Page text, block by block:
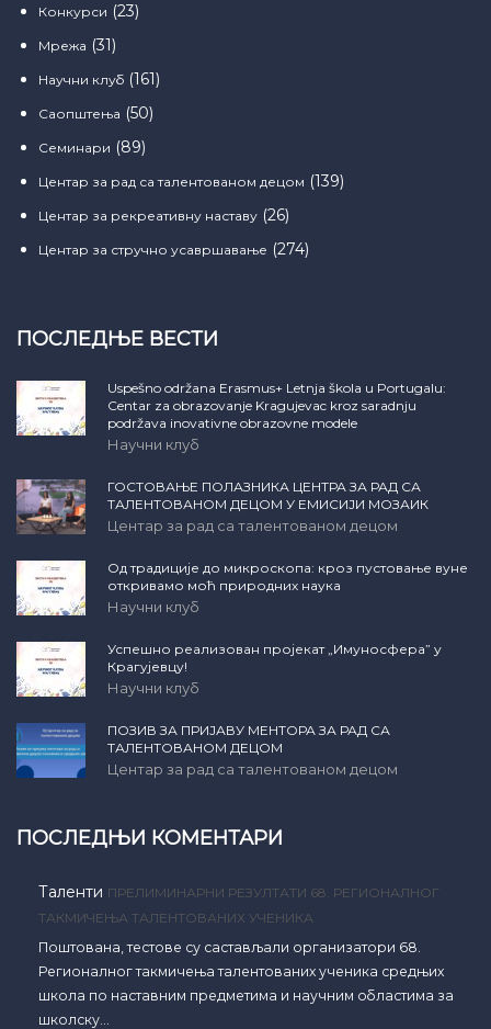
Конкурси (23)
Мрежа (31)
Научни клуб (161)
Саопштења (50)
Семинари (89)
Центар за рад са талентованом децом (139)
Центар за рекреативну наставу (26)
Центар за стручно усавршавање (274)
ПОСЛЕДЊЕ ВЕСТИ
Uspešno održana Erasmus+ Letnja škola u Portugalu:
Centar za obrazovanje Kragujevac kroz saradnju
podržava inovativne obrazovne modele
Научни клуб
ГОСТОВАЊЕ ПОЛАЗНИКА ЦЕНТРА ЗА РАД СА
ТАЛЕНТОВАНОМ ДЕЦОМ У ЕМИСИЈИ МОЗАИК
Центар за рад са талентованом децом
Од традиције до микроскопа: кроз пустовање вуне
откривамо моћ природних наука
Научни клуб
Успешно реализован пројекат „Имуносфера” у
Крагујевцу!
Научни клуб
ПОЗИВ ЗА ПРИЈАВУ МЕНТОРА ЗА РАД СА
ТАЛЕНТОВАНОМ ДЕЦОМ
Центар за рад са талентованом децом
ПОСЛЕДЊИ КОМЕНТАРИ
Таленти ПРЕЛИМИНАРНИ РЕЗУЛТАТИ 68. РЕГИОНАЛНОГ
ТАКМИЧЕЊА ТАЛЕНТОВАНИХ УЧЕНИКА
Поштована, тестове су састављали организатори 68.
Регионалног такмичења талентованих ученика средњих
школа по наставним предметима и научним областима за
школску…